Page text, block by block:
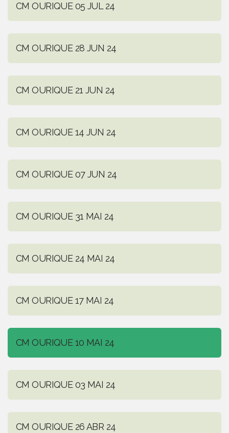
CM OURIQUE 05 JUL 24
CM OURIQUE 28 JUN 24
CM OURIQUE 21 JUN 24
CM OURIQUE 14 JUN 24
CM OURIQUE 07 JUN 24
CM OURIQUE 31 MAI 24
CM OURIQUE 24 MAI 24
CM OURIQUE 17 MAI 24
CM OURIQUE 10 MAI 24
CM OURIQUE 03 MAI 24
CM OURIQUE 26 ABR 24